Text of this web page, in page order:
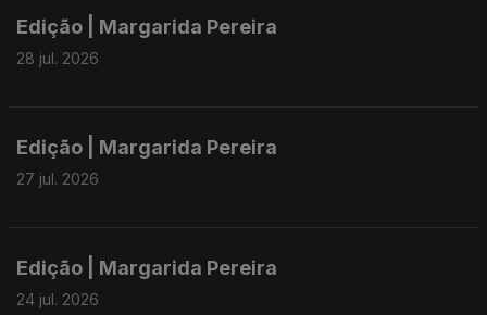
Edição | Margarida Pereira
28 jul. 2026
Edição | Margarida Pereira
27 jul. 2026
Edição | Margarida Pereira
24 jul. 2026